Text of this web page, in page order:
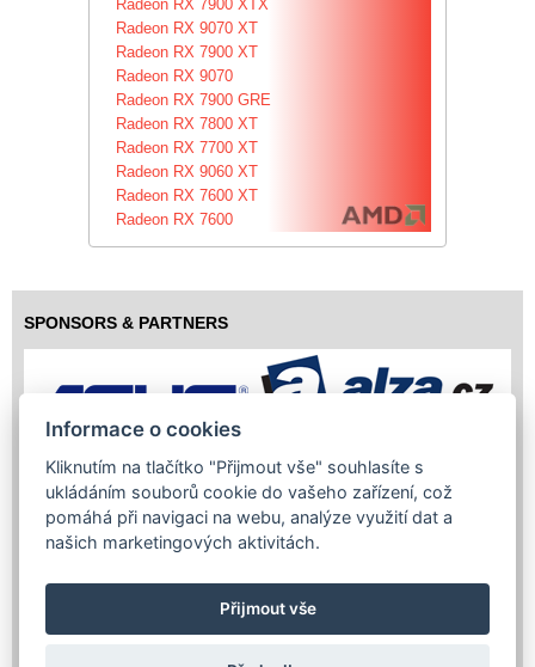
Radeon RX 7900 XTX
Radeon RX 9070 XT
Radeon RX 7900 XT
Radeon RX 9070
Radeon RX 7900 GRE
Radeon RX 7800 XT
Radeon RX 7700 XT
Radeon RX 9060 XT
Radeon RX 7600 XT
Radeon RX 7600
SPONSORS & PARTNERS
Informace o cookies
Kliknutím na tlačítko "Přijmout vše" souhlasíte s
ukládáním souborů cookie do vašeho zařízení, což
pomáhá při navigaci na webu, analýze využití dat a
našich marketingových aktivitách.
Přijmout vše